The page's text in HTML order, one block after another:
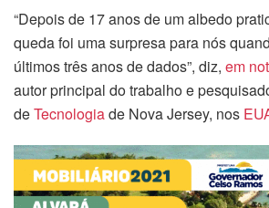
“Depois de 17 anos de um albedo
queda foi uma surpresa para nós
últimos três anos de dados”, diz, em
autor principal do trabalho e
deTecnologiade Nova Jersey, nos